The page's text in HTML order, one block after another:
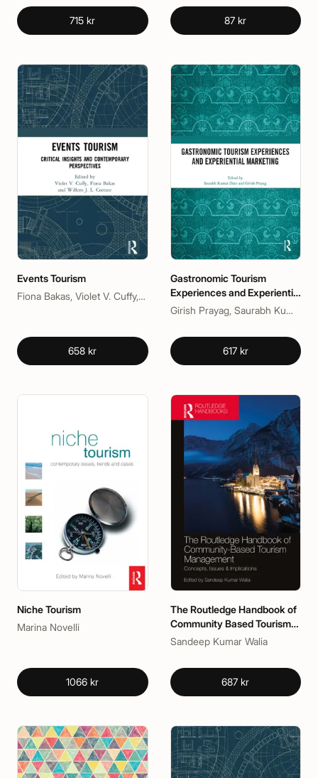
715 kr 87 kr
Events Tourism
Fiona Bakas, Violet V. Cuffy, Willem J. L. Coetzee
658 kr
Gastronomic Tourism
Experiences and Experiential
Marketing
Girish Prayag, Saurabh Kumar Dixit
617 kr
Niche Tourism
Marina Novelli
1066 kr
The Routledge Handbook of
Community Based Tourism
Management
Sandeep Kumar Walia
687 kr